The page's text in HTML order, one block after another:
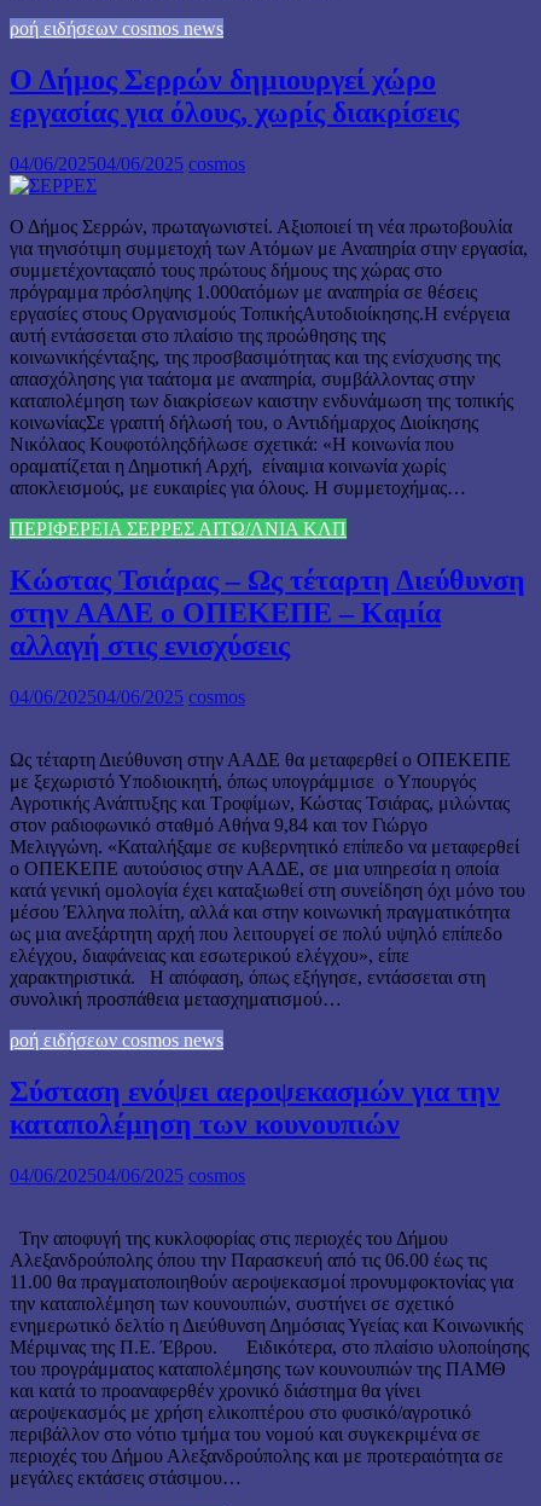
ροή ειδήσεων cosmos news
Ο Δήμος Σερρών δημιουργεί χώρο
εργασίας για όλους, χωρίς διακρίσεις
04/06/202504/06/2025 cosmos
Ο Δήμος Σερρών, πρωταγωνιστεί. Αξιοποιεί τη νέα πρωτοβουλία
για τηνισότιμη συμμετοχή των Ατόμων με Αναπηρία στην εργασία,
συμμετέχονταςαπό τους πρώτους δήμους της χώρας στο
πρόγραμμα πρόσληψης 1.000ατόμων με αναπηρία σε θέσεις
εργασίες στους Οργανισμούς ΤοπικήςΑυτοδιοίκησης.Η ενέργεια
αυτή εντάσσεται στο πλαίσιο της προώθησης της
κοινωνικήςένταξης, της προσβασιμότητας και της ενίσχυσης της
απασχόλησης για ταάτομα με αναπηρία, συμβάλλοντας στην
καταπολέμηση των διακρίσεων καιστην ενδυνάμωση της τοπικής
κοινωνίαςΣε γραπτή δήλωσή του, ο Αντιδήμαρχος Διοίκησης
Νικόλαος Κουφοτόληςδήλωσε σχετικά: «Η κοινωνία που
οραματίζεται η Δημοτική Αρχή, είναιμια κοινωνία χωρίς
αποκλεισμούς, με ευκαιρίες για όλους. Η συμμετοχήμας…
ΠΕΡΙΦΕΡΕΙΑ ΣΕΡΡΕΣ ΑΙΤΩ/ΛΝΙΑ ΚΛΠ
Κώστας Τσιάρας – Ως τέταρτη Διεύθυνση
στην ΑΑΔΕ ο ΟΠΕΚΕΠΕ – Καμία
αλλαγή στις ενισχύσεις
04/06/202504/06/2025 cosmos
Ως τέταρτη Διεύθυνση στην ΑΑΔΕ θα μεταφερθεί ο ΟΠΕΚΕΠΕ
με ξεχωριστό Υποδιοικητή, όπως υπογράμμισε ο Υπουργός
Αγροτικής Ανάπτυξης και Τροφίμων, Κώστας Τσιάρας, μιλώντας
στον ραδιοφωνικό σταθμό Αθήνα 9,84 και τον Γιώργο
Μελιγγώνη. «Καταλήξαμε σε κυβερνητικό επίπεδο να μεταφερθεί
ο ΟΠΕΚΕΠΕ αυτούσιος στην ΑΑΔΕ, σε μια υπηρεσία η οποία
κατά γενική ομολογία έχει καταξιωθεί στη συνείδηση όχι μόνο του
μέσου Έλληνα πολίτη, αλλά και στην κοινωνική πραγματικότητα
ως μια ανεξάρτητη αρχή που λειτουργεί σε πολύ υψηλό επίπεδο
ελέγχου, διαφάνειας και εσωτερικού ελέγχου», είπε
χαρακτηριστικά. Η απόφαση, όπως εξήγησε, εντάσσεται στη
συνολική προσπάθεια μετασχηματισμού…
ροή ειδήσεων cosmos news
Σύσταση ενόψει αεροψεκασμών για την
καταπολέμηση των κουνουπιών
04/06/202504/06/2025 cosmos
Την αποφυγή της κυκλοφορίας στις περιοχές του Δήμου
Αλεξανδρούπολης όπου την Παρασκευή από τις 06.00 έως τις
11.00 θα πραγματοποιηθούν αεροψεκασμοί προνυμφοκτονίας για
την καταπολέμηση των κουνουπιών, συστήνει σε σχετικό
ενημερωτικό δελτίο η Διεύθυνση Δημόσιας Υγείας και Κοινωνικής
Μέριμνας της Π.Ε. Έβρου. Ειδικότερα, στο πλαίσιο υλοποίησης
του προγράμματος καταπολέμησης των κουνουπιών της ΠΑΜΘ
και κατά το προαναφερθέν χρονικό διάστημα θα γίνει
αεροψεκασμός με χρήση ελικοπτέρου στο φυσικό/αγροτικό
περιβάλλον στο νότιο τμήμα του νομού και συγκεκριμένα σε
περιοχές του Δήμου Αλεξανδρούπολης και με προτεραιότητα σε
μεγάλες εκτάσεις στάσιμου…